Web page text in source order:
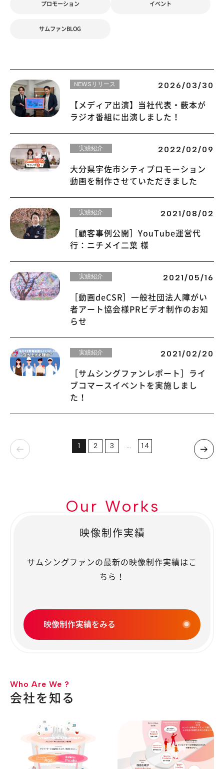
プロモーション イベント
サムファンBLOG
NEWSリリース 2026/03/30
【メディア出演】当社代表・薮本が
ラジオ番組に出演しました！
実績紹介 2022/02/09
大分県宇佐市シティプロモーション
動画を制作させていただきました
実績紹介 2021/08/02
［顧客事例公開］YouTube運営代
行：ニチメイ二葉 様
実績紹介 2021/05/16
［動画deCSR］一般社団法人障がい
者アート協会様PRビデオ制作のお知
らせ
実績紹介 2021/02/20
［サムシングファンレポート］ライ
ブコマースイベントを実施しまし
た！
1 2 3 … 14
Our Works
映像制作実績
サムシングファンの最新の映像制作実績はこ
ちら！
映像制作実績をみる
Who Are We ?
会社を知る